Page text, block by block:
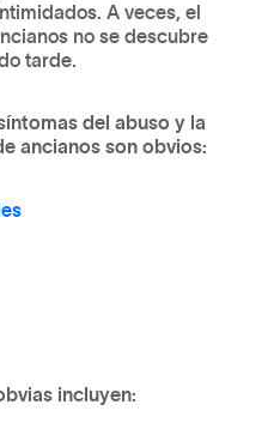
A veces, el
no se descubre
tarde.
del abuso y la
ancianos son obvios:
incluyen: